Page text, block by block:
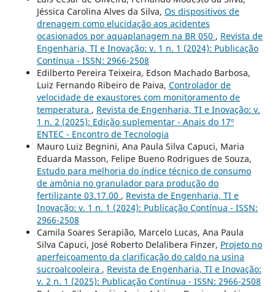
Jéssica Carolina Alves da Silva, Os dispositivos de
drenagem como elucidação aos acidentes
ocasionados por aquaplanagem na BR 050 , Revista de
Engenharia, TI e Inovação: v. 1 n. 1 (2024): Publicação
Contínua - ISSN: 2966-2508
Edilberto Pereira Teixeira, Edson Machado Barbosa,
Luiz Fernando Ribeiro de Paiva, Controlador de
velocidade de exaustores com monitoramento de
temperatura , Revista de Engenharia, TI e Inovação: v.
1 n. 2 (2025): Edição suplementar - Anais do 17º
ENTEC - Encontro de Tecnologia
Mauro Luiz Begnini, Ana Paula Silva Capuci, Maria
Eduarda Masson, Felipe Bueno Rodrigues de Souza,
Estudo para melhoria do índice técnico de consumo
de amônia no granulador para produção do
fertilizante 03.17.00 , Revista de Engenharia, TI e
Inovação: v. 1 n. 1 (2024): Publicação Contínua - ISSN:
2966-2508
Camila Soares Serapião, Marcelo Lucas, Ana Paula
Silva Capuci, José Roberto Delalibera Finzer, Projeto no
aperfeiçoamento da clarificação do caldo na usina
sucroalcooleira , Revista de Engenharia, TI e Inovação:
v. 2 n. 1 (2025): Publicação Contínua - ISSN: 2966-2508